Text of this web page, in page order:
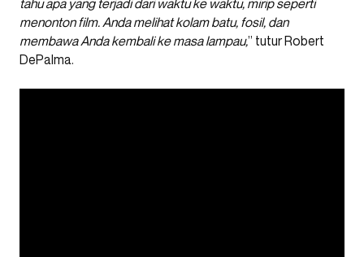
tahu apa yang terjadi dari waktu ke waktu, mirip seperti
menonton film. Anda melihat kolam batu, fosil, dan
membawa Anda kembali ke masa lampau,” tutur Robert
DePalma.